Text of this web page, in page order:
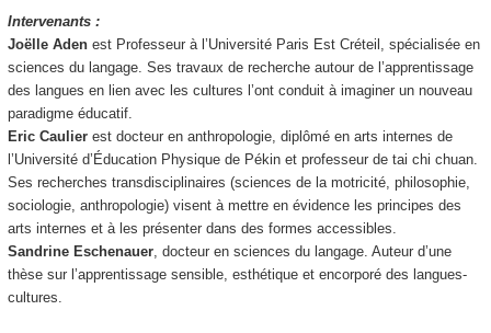
Intervenants :
Joëlle Adenest Professeur à l’Université Paris Est Créteil, spécialisée en
sciences du langage. Ses travaux de recherche autour de l’apprentissage
des langues en lien avec les cultures l’ont conduit à imaginer un nouveau
paradigme éducatif.
Eric Caulier est docteur en anthropologie, diplômé en arts internes de
l’Université d’Éducation Physique de Pékin et professeur de tai chi chuan.
Ses recherches transdisciplinaires (sciences de la motricité, philosophie,
sociologie, anthropologie) visent à mettre en évidence les principes des
arts internes et à les présenter dans des formes accessibles.
Sandrine Eschenauer, docteur en sciences du langage. Auteur d’une
thèse sur l’apprentissage sensible, esthétique et encorporé des langues-
cultures.